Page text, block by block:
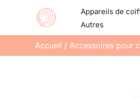
contenu
Appareils de
Autres
Accueil Accessoires pour